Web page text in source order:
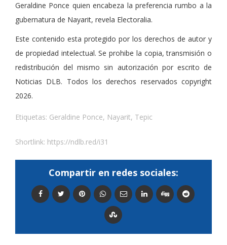
Geraldine Ponce quien encabeza la preferencia rumbo a la
gubernatura de Nayarit, revela Electoralia.
Este contenido esta protegido por los derechos de autor y
de propiedad intelectual. Se prohibe la copia, transmisión o
redistribución del mismo sin autorización por escrito de
Noticias DLB. Todos los derechos reservados copyright
2026.
Etiquetas: Geraldine Ponce, Nayarit, Tepic
Shortlink: https://ndlb.red/i31
Compartir en redes sociales: